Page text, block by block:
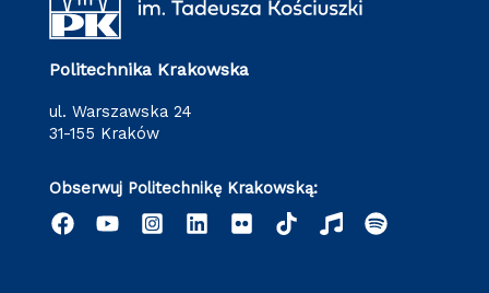
Politechnika Krakowska
ul. Warszawska 24
31-155 Kraków
Obserwuj Politechnikę Krakowską: